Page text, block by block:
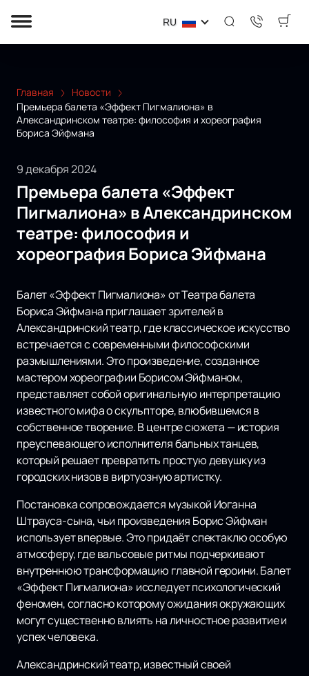
RU
Главная
Новости
Премьера балета «Эффект Пигмалиона» в
Александринском театре: философия и хореография
Бориса Эйфмана
9 декабря 2024
Премьера балета «Эффект
Пигмалиона» в Александринском
театре: философия и
хореография Бориса Эйфмана
Балет «Эффект Пигмалиона» от Театра балета
Бориса Эйфмана приглашает зрителей в
Александринский театр, где классическое искусство
встречается с современными философскими
размышлениями. Это произведение, созданное
мастером хореографии Борисом Эйфманом,
представляет собой оригинальную интерпретацию
известного мифа о скульпторе, влюбившемся в
собственное творение. В центре сюжета — история
преуспевающего исполнителя бальных танцев,
который решает превратить простую девушку из
городских низов в виртуозную артистку.
Постановка сопровождается музыкой Иоганна
Штрауса-сына, чьи произведения Борис Эйфман
использует впервые. Это придаёт спектаклю особую
атмосферу, где вальсовые ритмы подчеркивают
внутреннюю трансформацию главной героини. Балет
«Эффект Пигмалиона» исследует психологический
феномен, согласно которому ожидания окружающих
могут существенно влиять на личностное развитие и
успех человека.
Александринский театр, известный своей